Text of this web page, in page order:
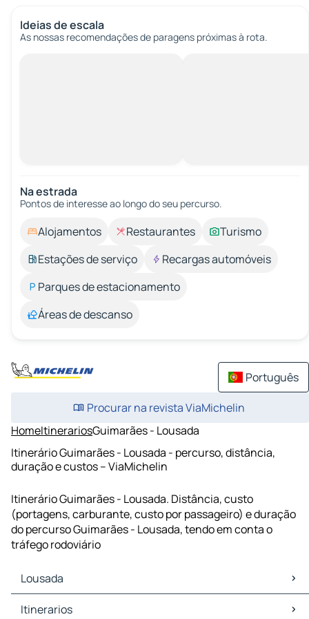
Ideias de escala
As nossas recomendações de paragens próximas à rota.
Na estrada
Pontos de interesse ao longo do seu percurso.
Alojamentos Restaurantes
Turismo
Estações de serviço
Recargas automóveis
Parques de estacionamento
Áreas de descanso
Português
Procurar na revista ViaMichelin
HomeItinerariosGuimarães - Lousada
Itinerário Guimarães - Lousada - percurso, distância,
duração e custos – ViaMichelin
Itinerário Guimarães - Lousada. Distância, custo
(portagens, carburante, custo por passageiro) e duração
do percurso Guimarães - Lousada, tendo em conta o
tráfego rodoviário
Lousada
Lousada Mapas Plantas
Itinerarios